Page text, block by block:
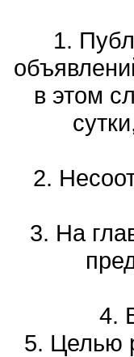
1.
в этом
2.
3. На
4.
5. Целью